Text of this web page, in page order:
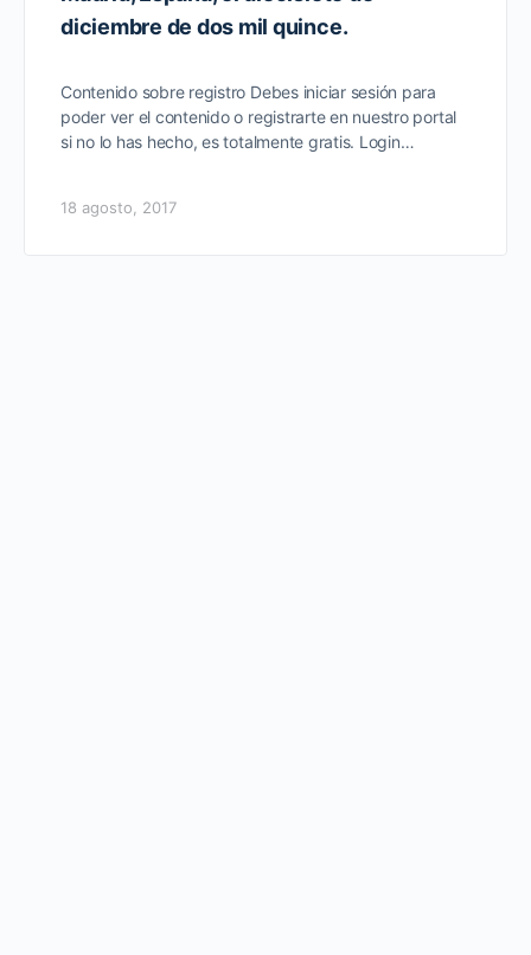
diciembre de dos mil quince.
Contenido sobre registro Debes iniciar sesión para
poder ver el contenido o registrarte en nuestro portal
si no lo has hecho, es totalmente gratis. Login…
18 agosto, 2017